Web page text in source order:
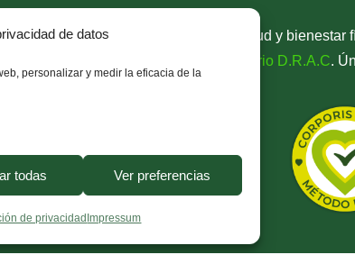
de datos
personalizar y medir la eficacia de la
todas Ver preferencias
de privacidad Impressum
tu mejor versión, mejorando tu salud y bienestar
antiinflamatorio D.R.A.C.